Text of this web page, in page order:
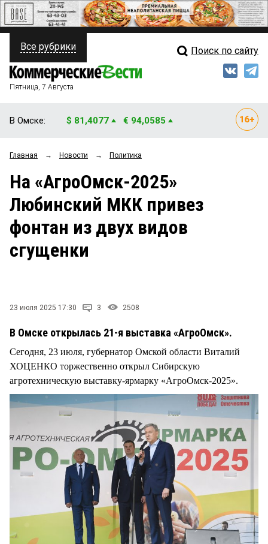
ПОЛИТИКА
ФИНАНСЫ
ОБЩЕСТВО
ЗАКОН
Свежий выпуск
Рейтинги
Блоги
Архив
Все рубрики Поиск по сайту
Пятница, 7 Августа
В Омске: $ 81,4077 € 94,0585
Главная → Новости → Политика
На «АгроОмск-2025»
Любинский МКК привез
фонтан из двух видов
сгущенки
23 июля 2025 17:30 3 2508
В Омске открылась 21-я выставка «АгроОмск».
Сегодня, 23 июля, губернатор Омской области Виталий
ХОЦЕНКО торжественно открыл Сибирскую
агротехническую выставку-ярмарку «АгроОмск-2025».